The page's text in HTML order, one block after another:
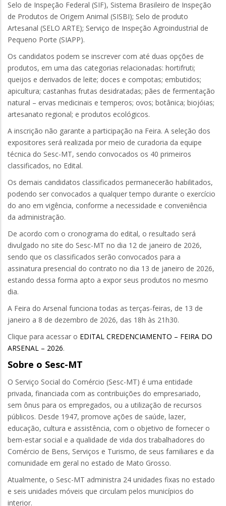
Selo de Inspeção Federal (SIF), Sistema Brasileiro de Inspeção
de Produtos de Origem Animal (SISBI); Selo de produto
Artesanal (SELO ARTE); Serviço de Inspeção Agroindustrial de
Pequeno Porte (SIAPP).
Os candidatos podem se inscrever com até duas opções de
produtos, em uma das categorias relacionadas: hortifruti;
queijos e derivados de leite; doces e compotas; embutidos;
apicultura; castanhas frutas desidratadas; pães de fermentação
natural – ervas medicinais e temperos; ovos; botânica; biojóias;
artesanato regional; e produtos ecológicos.
A inscrição não garante a participação na Feira. A seleção dos
expositores será realizada por meio de curadoria da equipe
técnica do Sesc-MT, sendo convocados os 40 primeiros
classificados, no Edital.
Os demais candidatos classificados permanecerão habilitados,
podendo ser convocados a qualquer tempo durante o exercício
do ano em vigência, conforme a necessidade e conveniência
da administração.
De acordo com o cronograma do edital, o resultado será
divulgado no site do Sesc-MT no dia 12 de janeiro de 2026,
sendo que os classificados serão convocados para a
assinatura presencial do contrato no dia 13 de janeiro de 2026,
estando dessa forma apto a expor seus produtos no mesmo
dia.
A Feira do Arsenal funciona todas as terças-feiras, de 13 de
janeiro a 8 de dezembro de 2026, das 18h às 21h30.
Clique para acessar o EDITAL CREDENCIAMENTO – FEIRA DO
ARSENAL – 2026.
Sobre o Sesc-MT
O Serviço Social do Comércio (Sesc-MT) é uma entidade
privada, financiada com as contribuições do empresariado,
sem ônus para os empregados, ou a utilização de recursos
públicos. Desde 1947, promove ações de saúde, lazer,
educação, cultura e assistência, com o objetivo de fornecer o
bem-estar social e a qualidade de vida dos trabalhadores do
Comércio de Bens, Serviços e Turismo, de seus familiares e da
comunidade em geral no estado de Mato Grosso.
Atualmente, o Sesc-MT administra 24 unidades fixas no estado
e seis unidades móveis que circulam pelos municípios do
interior.